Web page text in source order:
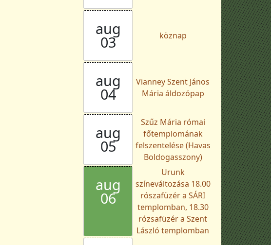
aug
03 köznap
aug
04
Vianney Szent János
Mária áldozópap
aug
05
Szűz Mária római
főtemplomának
felszentelése (Havas
Boldogasszony)
aug
06
Urunk
színeváltozása 18.00
rószafüzér a SÁRI
templomban, 18.30
rózsafüzér a Szent
László templomban